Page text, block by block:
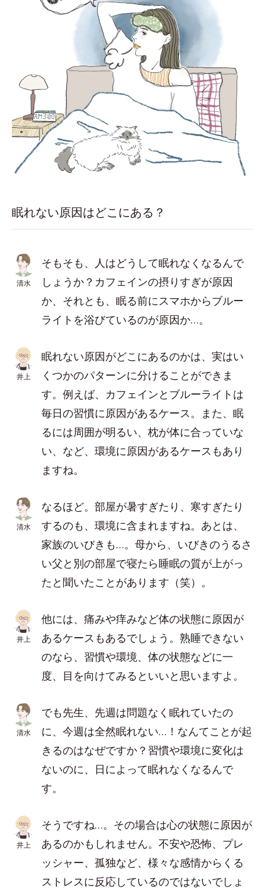
眠れない原因はどこにある？
清水
そもそも、人はどうして眠れなくなるんで
しょうか？カフェインの摂りすぎが原因
か、それとも、眠る前にスマホからブルー
ライトを浴びているのが原因か…。
井上
眠れない原因がどこにあるのかは、実はい
くつかのパターンに分けることができま
す。例えば、カフェインとブルーライトは
毎日の習慣に原因があるケース。また、眠
るには周囲が明るい、枕が体に合っていな
い、など、環境に原因があるケースもあり
ますね。
清水
なるほど。部屋が暑すぎたり、寒すぎたり
するのも、環境に含まれますね。あとは、
家族のいびきも…。母から、いびきのうるさ
い父と別の部屋で寝たら睡眠の質が上がっ
たと聞いたことがあります（笑）。
井上
他には、痛みや痒みなど体の状態に原因が
あるケースもあるでしょう。熟睡できない
のなら、習慣や環境、体の状態などに一
度、目を向けてみるといいと思いますよ。
清水
でも先生、先週は問題なく眠れていたの
に、今週は全然眠れない…！なんてことが起
きるのはなぜですか？習慣や環境に変化は
ないのに、日によって眠れなくなるんで
す。
井上
そうですね…。その場合は心の状態に原因が
あるのかもしれません。不安や恐怖、プレ
ッシャー、孤独など、様々な感情からくる
ストレスに反応しているのではないでしょ